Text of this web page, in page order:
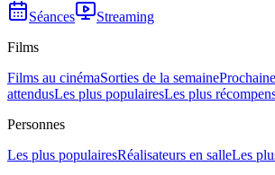
Séances
Streaming
Films
Films au cinémaSorties de la semaine
attendusLes plus populairesLes plus
Personnes
Les plus populairesRéalisateurs en salleLes